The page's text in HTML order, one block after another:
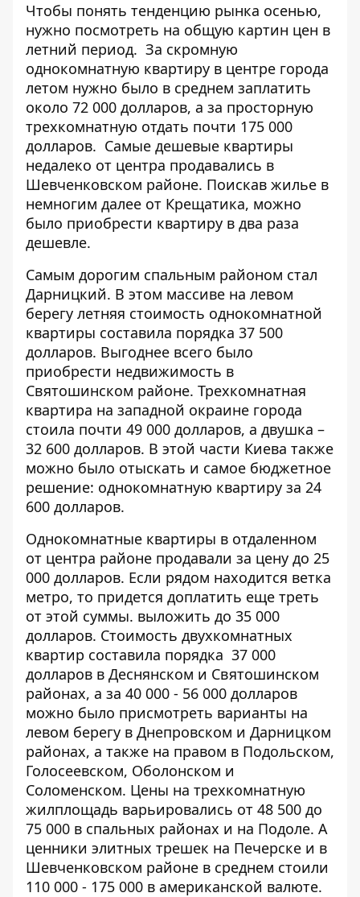
Чтобы понять тенденцию рынка осенью,
нужно посмотреть на общую картин цен в
летний период. За скромную
однокомнатную квартиру в центре города
летом нужно было в среднем заплатить
около 72 000 долларов, а за просторную
трехкомнатную отдать почти 175 000
долларов. Самые дешевые квартиры
недалеко от центра продавались в
Шевченковском районе. Поискав жилье в
немногим далее от Крещатика, можно
было приобрести квартиру в два раза
дешевле.
Самым дорогим спальным районом стал
Дарницкий. В этом массиве на левом
берегу летняя стоимость однокомнатной
квартиры составила порядка 37 500
долларов. Выгоднее всего было
приобрести недвижимость в
Святошинском районе. Трехкомнатная
квартира на западной окраине города
стоила почти 49 000 долларов, а двушка –
32 600 долларов. В этой части Киева также
можно было отыскать и самое бюджетное
решение: однокомнатную квартиру за 24
600 долларов.
Однокомнатные квартиры в отдаленном
от центра районе продавали за цену до 25
000 долларов. Если рядом находится ветка
метро, то придется доплатить еще треть
от этой суммы. выложить до 35 000
долларов. Стоимость двухкомнатных
квартир составила порядка 37 000
долларов в Деснянском и Святошинском
районах, а за 40 000 - 56 000 долларов
можно было присмотреть варианты на
левом берегу в Днепровском и Дарницком
районах, а также на правом в Подольском,
Голосеевском, Оболонском и
Соломенском. Цены на трехкомнатную
жилплощадь варьировались от 48 500 до
75 000 в спальных районах и на Подоле. А
ценники элитных трешек на Печерске и в
Шевченковском районе в среднем стоили
110 000 - 175 000 в американской валюте.